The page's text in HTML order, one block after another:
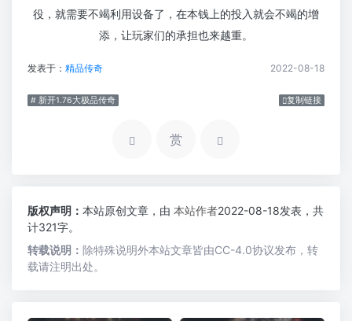
役，就需要不竭利用设备了，在本钱上的投入就会不竭的增
添，让玩家们的承担也来越重。
发表于： 精品传奇 2022-08-18
# 新开1.76大极品传奇 复制链接
赏
版权声明： 本站原创文章，由 本站作者2022-08-18发表，共
计321字。
转载说明： 除特殊说明外本站文章皆由CC-4.0协议发布，转
载请注明出处。